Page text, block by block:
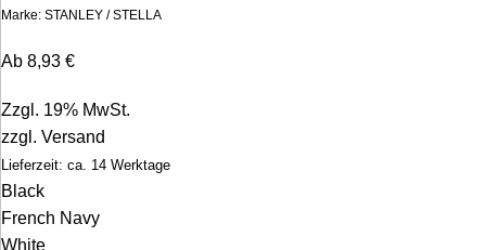
Marke: STANLEY / STELLA
Ab 8,93 €
Zzgl. 19% MwSt.
zzgl. Versand
Lieferzeit: ca. 14 Werktage
Black
French Navy
White